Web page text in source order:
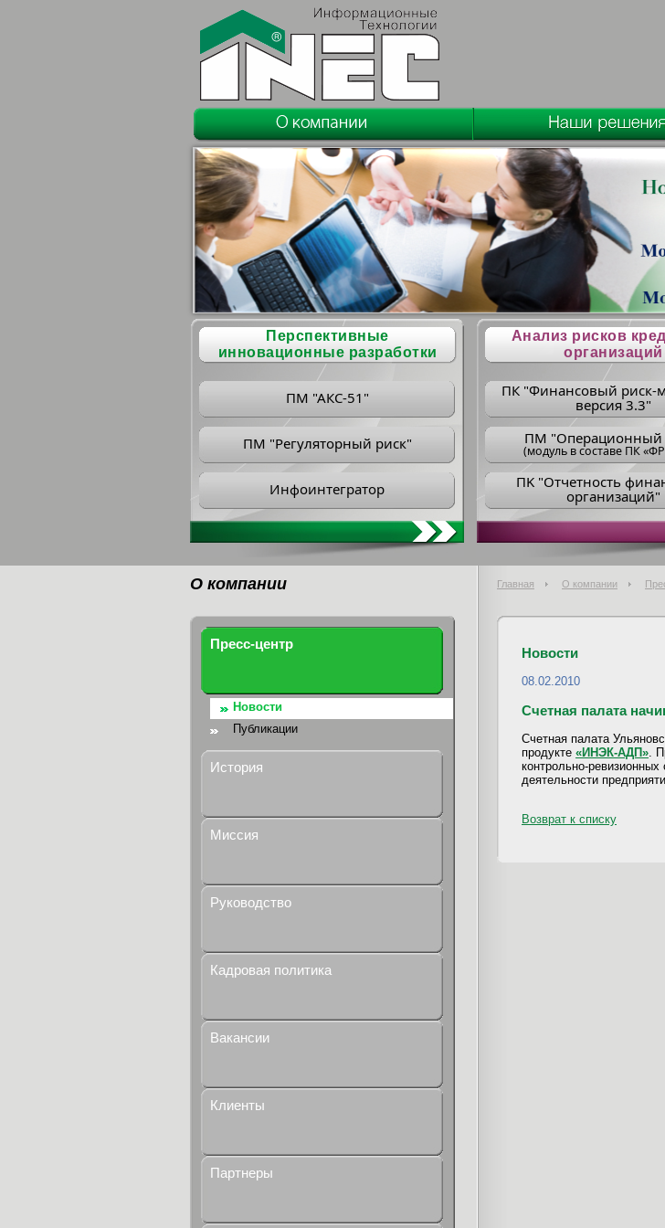
Перспективные
инновационные разработки
ПМ "АКС-51"
ПМ "Регуляторный риск"
Инфоинтегратор
Анализ рисков
организаций
ПК "Финансовый риск-
версия 3.3"
ПM "Операционный
(модуль в составе ПК
ПK "Отчетность
организаций"
О компании Главная О компании
Пресс-центр
Новости
Публикации
История
Миссия
Руководство
Кадровая политика
Вакансии
Клиенты
Партнеры
Новости
08.02.2010
Счетная палата
Счетная палата
продукте «ИНЭК-АДП» .
контрольно-ревизионных
деятельности
Возврат к списку